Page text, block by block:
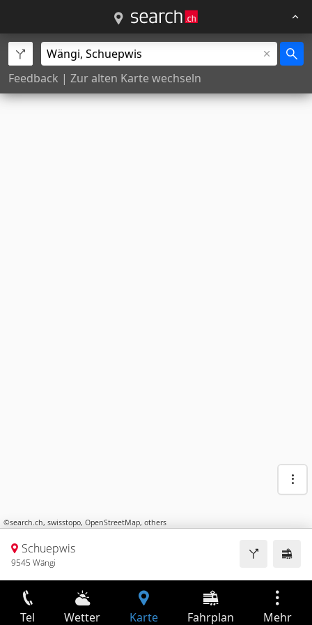
Feedback | Zur alten Karte wechseln
©search.ch, swisstopo, OpenStreetMap, others
Schuepwis
9545 Wängi
Tel Wetter Karte Fahrplan Mehr